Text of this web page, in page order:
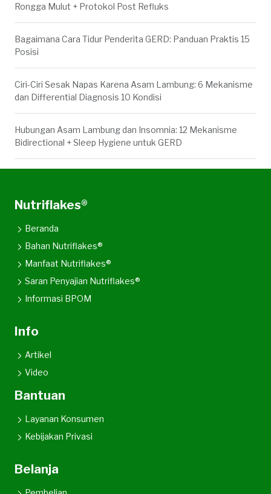
Rongga Mulut + Protokol Post Refluks
Bagaimana Cara Tidur Penderita GERD: Panduan Praktis 15
Posisi
Ciri-Ciri Sesak Napas Karena Asam Lambung: 6 Mekanisme
dan Differential Diagnosis 10 Kondisi
Hubungan Asam Lambung dan Insomnia: 12 Mekanisme
Bidirectional + Sleep Hygiene untuk GERD
Nutriflakes®
Beranda
Bahan Nutriflakes®
Manfaat Nutriflakes®
Saran Penyajian Nutriflakes®
Informasi BPOM
Info
Artikel
Video
Bantuan
Layanan Konsumen
Kebijakan Privasi
Belanja